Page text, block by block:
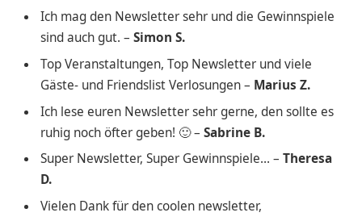
Ich mag den Newsletter sehr und die Gewinnspiele
sind auch gut. – Simon S.
Top Veranstaltungen, Top Newsletter und viele
Gäste- und Friendslist Verlosungen – Marius Z.
Ich lese euren Newsletter sehr gerne, den sollte es
ruhig noch öfter geben! 🙂 – Sabrine B.
Super Newsletter, Super Gewinnspiele… – Theresa
D.
Vielen Dank für den coolen newsletter,